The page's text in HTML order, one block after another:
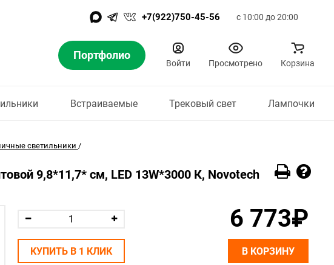
+7(922)750-45-56 с 10:00 до 20:00
Портфолио
Войти Просмотрено Корзина
Встраиваемые Трековый свет Лампочки
светильники /
9,8*11,7* см, LED 13W*3000 К, Novotech
6 773₽
КУПИТЬ В 1 КЛИК В КОРЗИНУ